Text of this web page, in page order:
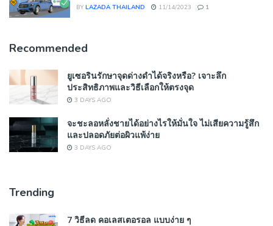
BY LAZADA THAILAND 11/14/2023 1
Recommended
ยูเซอรินรักษาจุดด่างดำได้จริงหรือ? เจาะลึก
ประสิทธิภาพและวิธีเลือกให้ตรงจุด
3 DAYS AGO
จะชะลอหลั่งชายได้อย่างไรให้มั่นใจ ไม่เสียความรู้สึก
และปลอดภัยต่อผิวแพ้ง่าย
3 DAYS AGO
Trending
7 วิธีลด คอเลสเตอรอล แบบง่าย ๆ